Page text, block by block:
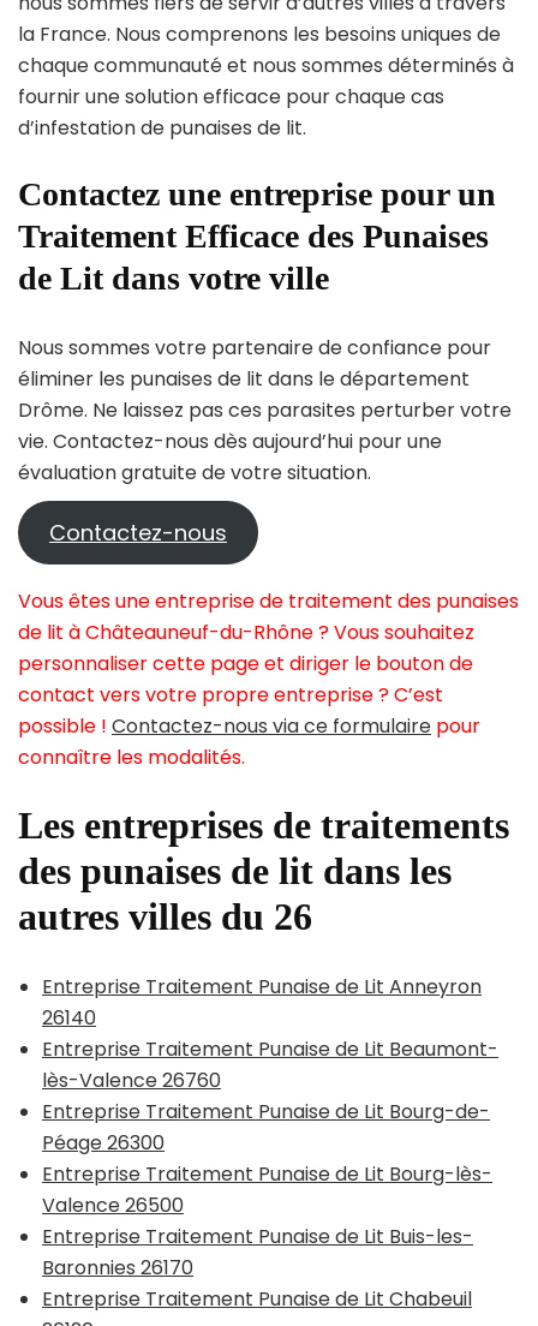
la France. Nous comprenons les besoins uniques de
chaque communauté et nous sommes déterminés à
fournir une solution efficace pour chaque cas
d’infestation de punaises de lit.
Contactez une entreprise pour un
Traitement Efficace des Punaises
de Lit dans votre ville
Nous sommes votre partenaire de confiance pour
éliminer les punaises de lit dans le département
Drôme. Ne laissez pas ces parasites perturber votre
vie. Contactez-nous dès aujourd’hui pour une
évaluation gratuite de votre situation.
Contactez-nous
Vous êtes une entreprise de traitement des punaises
de lit à Châteauneuf-du-Rhône ? Vous souhaitez
personnaliser cette page et diriger le bouton de
contact vers votre propre entreprise ? C’est
possible ! Contactez-nous via ce formulaire pour
connaître les modalités.
Les entreprises de traitements
des punaises de lit dans les
autres villes du 26
Entreprise Traitement Punaise de Lit Anneyron
26140
Entreprise Traitement Punaise de Lit Beaumont-
lès-Valence 26760
Entreprise Traitement Punaise de Lit Bourg-de-
Péage 26300
Entreprise Traitement Punaise de Lit Bourg-lès-
Valence 26500
Entreprise Traitement Punaise de Lit Buis-les-
Baronnies 26170
Entreprise Traitement Punaise de Lit Chabeuil